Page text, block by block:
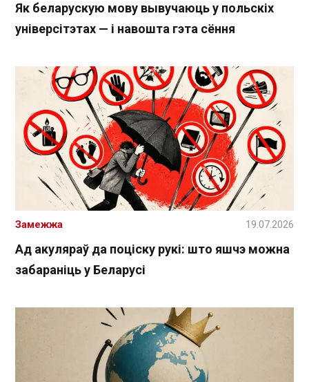
Як беларускую мову вывучаюць у польскіх
універсітэтах — і навошта гэта сёння
Ад акуляраў да поціску рукі: што яшчэ можна
забараніць у Беларусі
Замежжа 19.07.2026